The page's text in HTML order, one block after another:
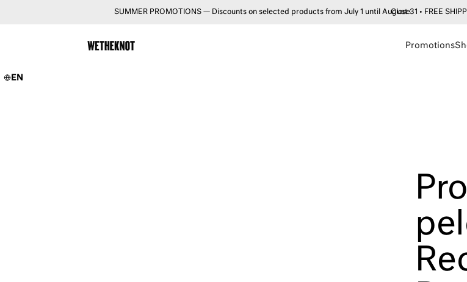
SUMMER PROMOTIONS — Discounts on selected products from July 1 until August 31 • FREE
Close
Promotions
EN